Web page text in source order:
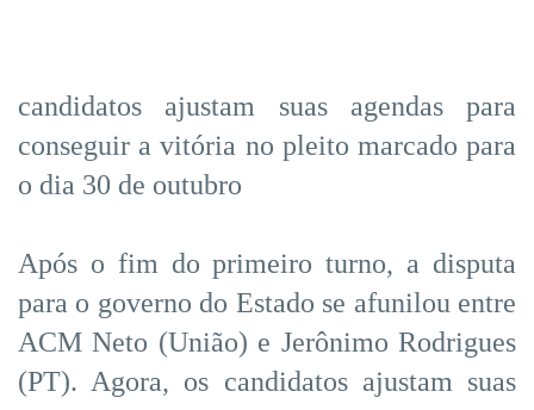
candidatos ajustam suas agendas para
conseguir a vitória no pleito marcado para
o dia 30 de outubro
Após o fim do primeiro turno, a disputa
para o governo do Estado se afunilou entre
ACM Neto (União) e Jerônimo Rodrigues
(PT). Agora, os candidatos ajustam suas